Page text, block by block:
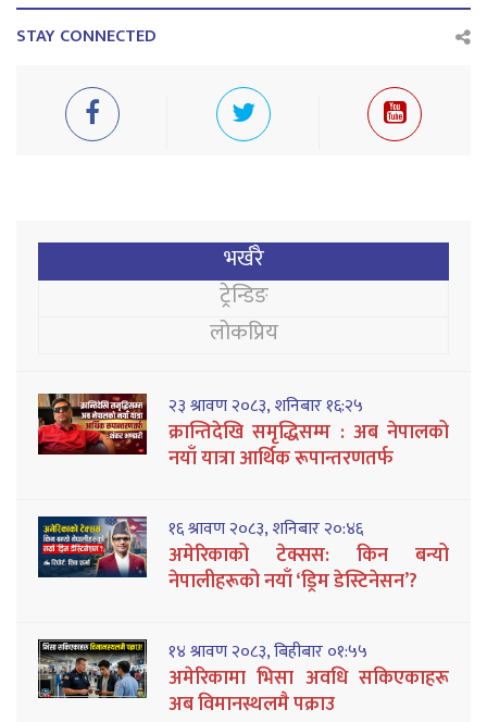
STAY CONNECTED
भर्खरै
ट्रेन्डिङ
लोकप्रिय
२३ श्रावण २०८३, शनिबार १६:२५
क्रान्तिदेखि समृद्धिसम्म : अब नेपालको
नयाँ यात्रा आर्थिक रूपान्तरणतर्फ
१६ श्रावण २०८३, शनिबार २०:४६
अमेरिकाको टेक्सस: किन बन्यो
नेपालीहरूको नयाँ ‘ड्रिम डेस्टिनेसन’?
१४ श्रावण २०८३, बिहीबार ०१:५५
अमेरिकामा भिसा अवधि सकिएकाहरू
अब विमानस्थलमै पक्राउ